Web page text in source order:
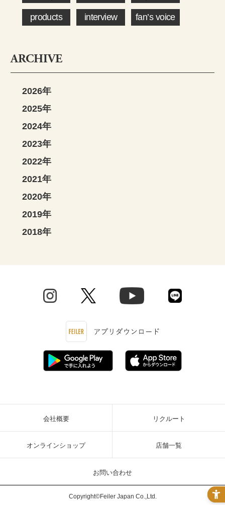
products interview fan’s voice
ARCHIVE
2026年
2025年
2024年
2023年
2022年
2021年
2020年
2019年
2018年
会社概要 リクルート
オンラインショップ 店舗一覧
お問い合わせ
Copyright©Feiler Japan Co.,Ltd.